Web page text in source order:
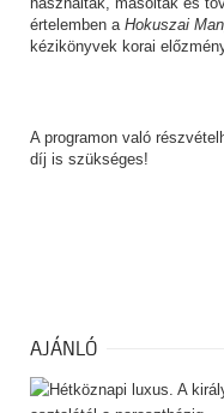
értelemben a Hokuszai
kézikönyvek korai
A programon való
díj is szükséges!
AJÁNLÓ